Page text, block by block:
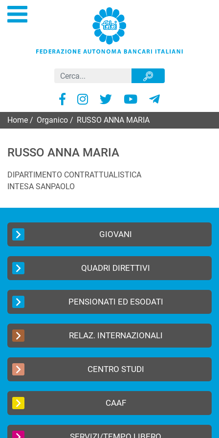
Home Organico RUSSO ANNA MARIA
RUSSO ANNA MARIA
DIPARTIMENTO CONTRATTUALISTICA
INTESA SANPAOLO
GIOVANI
QUADRI DIRETTIVI
PENSIONATI ED ESODATI
RELAZ. INTERNAZIONALI
CENTRO STUDI
CAAF